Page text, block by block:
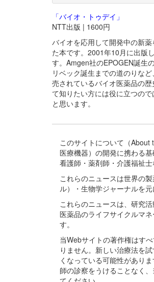
「バイオ・トゥデイ」
NTT出版 | 1600円
バイオを応用して開発中の新薬
た本です。2001年10月に出版
す。Amgen社のEPOGEN誕生
リベック誕生までの道のりなど
売されているバイオ医薬品の
て知りたい方には役に立つの
と思います。
このサイトについて（About
医療機器）の開発に携わる
看護師・薬剤師・介護福祉
これらのニュースは世界の
ル）・生物学ジャーナルを元
これらのニュースは、研究
医薬品のライフサイクルマ
す。
当Webサイトの著作権はす
りません。新しい治療法を
くなっている可能性があり
師の診察をうけることなく